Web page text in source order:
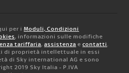
per i Moduli, Condizioni
, informazioni sulle modifiche
tariffaria, assistenza e contatti.
di proprietà intellettuale in essi
di Sky international AG e sono
2019 Sky Italia - P.IVA